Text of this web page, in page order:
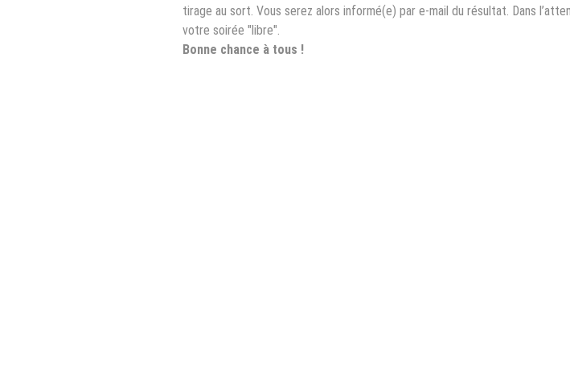
tirage au sort. Vous serez alors informé(e) par e-mail du résultat. Dans
votre soirée "libre".
Bonne chance à tous !